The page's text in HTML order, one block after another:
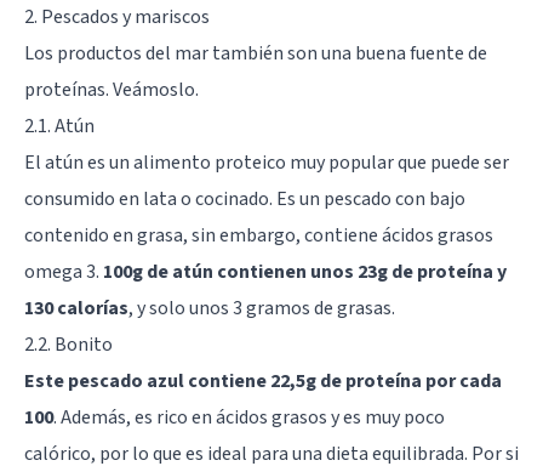
2. Pescados y mariscos
Los productos del mar también son una buena fuente de
proteínas. Veámoslo.
2.1. Atún
El atún es un alimento proteico muy popular que puede ser
consumido en lata o cocinado. Es un pescado con bajo
contenido en grasa, sin embargo, contiene ácidos grasos
omega 3. 100g de atún contienen unos 23g de proteína y
130 calorías, y solo unos 3 gramos de grasas.
2.2. Bonito
Este pescado azul contiene 22,5g de proteína por cada
100. Además, es rico en ácidos grasos y es muy poco
calórico, por lo que es ideal para una dieta equilibrada. Por si